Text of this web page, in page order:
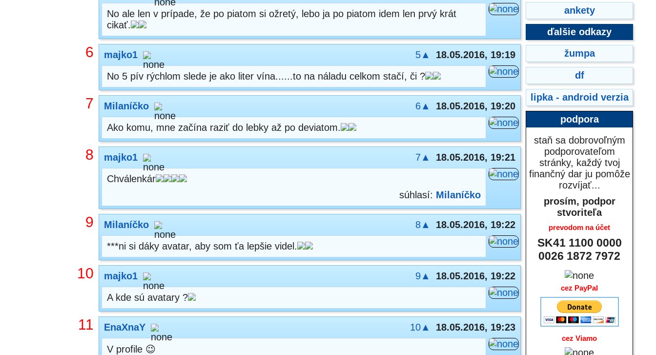
No ale len v prípade, že po piatom si ožretý, lebo ja po piatom idem len prvý krát
cikať.
6 majko1 5▲
18.05.2016, 19:19
No 5 pív rýchlom slede je ako liter vína......to na náladu celkom stačí, či ?
7 Milaníčko 6▲
18.05.2016, 19:20
Ako komu, mne začína raziť do lebky až po deviatom.
8 majko1 7▲
18.05.2016, 19:21
Chválenkár
súhlasí: Milaníčko
9 Milaníčko 8▲
18.05.2016, 19:22
***ni si dáky avatar, aby som ťa lepšie videl.
10 majko1 9▲
18.05.2016, 19:22
A kde sú avatary ?
11 EnaXnaY 10▲ 18.05.2016, 19:23
V profile 😉
ankety
ďalšie odkazy
žumpa
df
lipka - android verzia
podpora
staň sa dobrovoľným
podporovateľom
stránky, každý tvoj
finančný dar ju pomôže
rozvíjať...
prosím, podpor
stvoriteľa
prevodom na účet
SK41 1100 0000
0026 1872 7972
cez PayPal
cez Viamo